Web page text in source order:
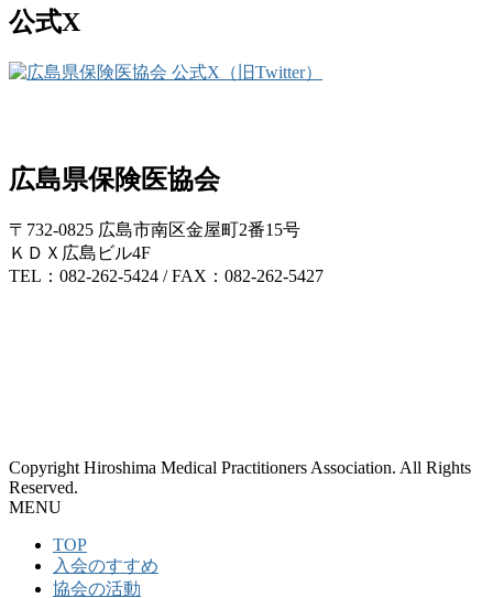
公式X
広島県保険医協会
〒732-0825 広島市南区金屋町2番15号
ＫＤＸ広島ビル4F
TEL：082-262-5424 / FAX：082-262-5427
Copyright Hiroshima Medical Practitioners Association. All Rights
Reserved.
MENU
TOP
入会のすすめ
協会の活動